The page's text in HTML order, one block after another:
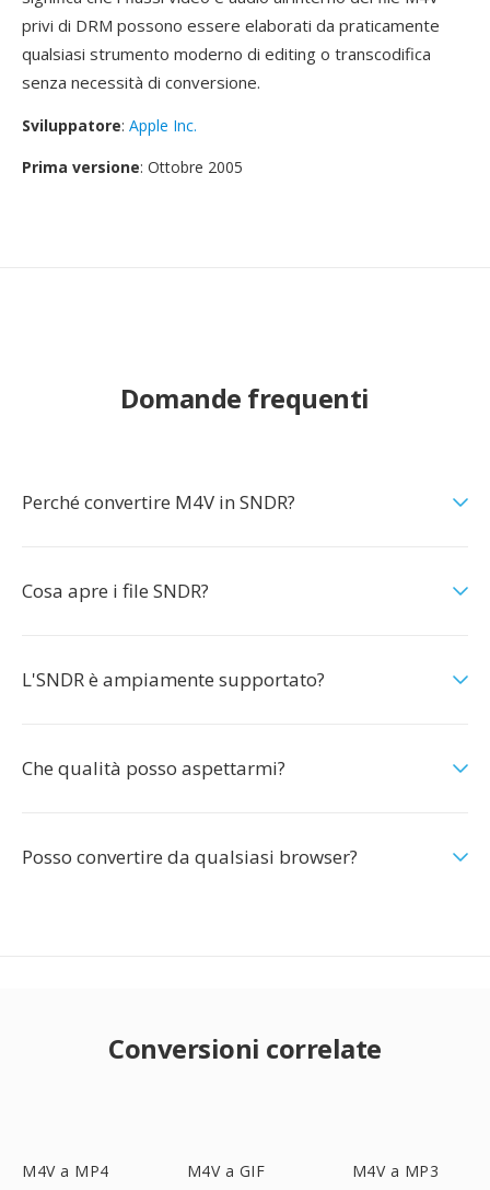
privi di DRM possono essere elaborati da praticamente
qualsiasi strumento moderno di editing o transcodifica
senza necessità di conversione.
Sviluppatore: Apple Inc.
Prima versione: Ottobre 2005
Domande frequenti
Perché convertire M4V in SNDR?
Cosa apre i file SNDR?
L'SNDR è ampiamente supportato?
Che qualità posso aspettarmi?
Posso convertire da qualsiasi browser?
Conversioni correlate
M4V a MP4 M4V a GIF M4V a MP3